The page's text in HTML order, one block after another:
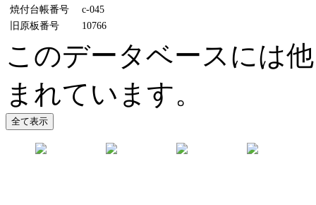
焼付台帳番号
c-045
旧原板番号
10766
このデータベースには
まれています。